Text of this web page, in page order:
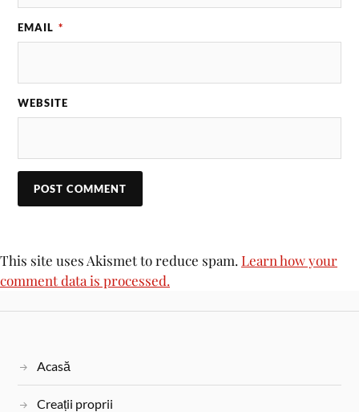
EMAIL *
WEBSITE
This site uses Akismet to reduce spam. Learn how your
comment data is processed.
Acasă
Creații proprii